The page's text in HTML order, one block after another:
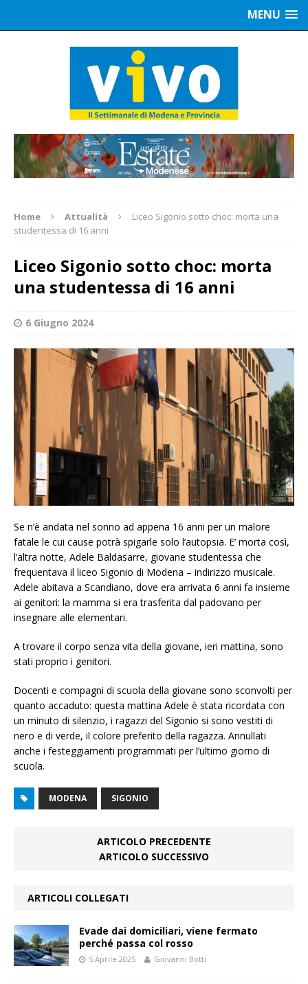
MENU
Home Attualità
Liceo Sigonio sotto choc: morta una
studentessa di 16 anni
Liceo Sigonio sotto choc: morta
una studentessa di 16 anni
6 Giugno 2024
Se n’è andata nel sonno ad appena 16 anni per un malore
fatale le cui cause potrà spigarle solo l’autopsia. E’ morta così,
l’altra notte, Adele Baldasarre, giovane studentessa che
frequentava il liceo Sigonio di Modena – indirizzo musicale.
Adele abitava a Scandiano, dove era arrivata 6 anni fa insieme
ai genitori: la mamma si era trasferita dal padovano per
insegnare alle elementari.
A trovare il corpo senza vita della giovane, ieri mattina, sono
stati proprio i genitori.
Docenti e compagni di scuola della giovane sono sconvolti per
quanto accaduto: questa mattina Adele è stata ricordata con
un minuto di silenzio, i ragazzi del Sigonio si sono vestiti di
nero e di verde, il colore preferito della ragazza. Annullati
anche i festeggiamenti programmati per l’ultimo giorno di
scuola.
MODENA SIGONIO
ARTICOLO PRECEDENTE
ARTICOLO SUCCESSIVO
ARTICOLI COLLEGATI
Evade dai domiciliari, viene fermato
perché passa col rosso
5 Aprile 2025 Giovanni Botti